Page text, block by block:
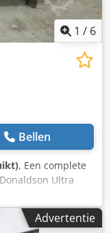
1 / 6
Bellen
, Een complete
Ultra
Cjdpfxshpx U
Advertentie